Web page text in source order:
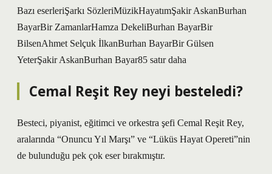
Bazı eserleriŞarkı SözleriMüzikHayatımŞakir AskanBurhan
BayarBir ZamanlarHamza DekeliBurhan BayarBir
BilsenAhmet Selçuk İlkanBurhan BayarBir Gülsen
YeterŞakir AskanBurhan Bayar85 satır daha
Cemal Reşit Rey neyi besteledi?
Besteci, piyanist, eğitimci ve orkestra şefi Cemal Reşit Rey,
aralarında “Onuncu Yıl Marşı” ve “Lüküs Hayat Opereti”nin
de bulunduğu pek çok eser bırakmıştır.